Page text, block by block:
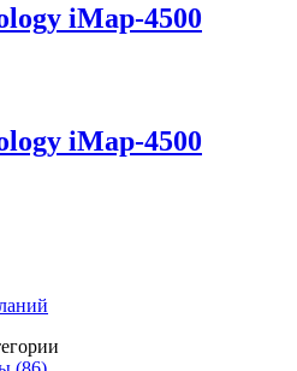
iMap-4500
iMap-4500